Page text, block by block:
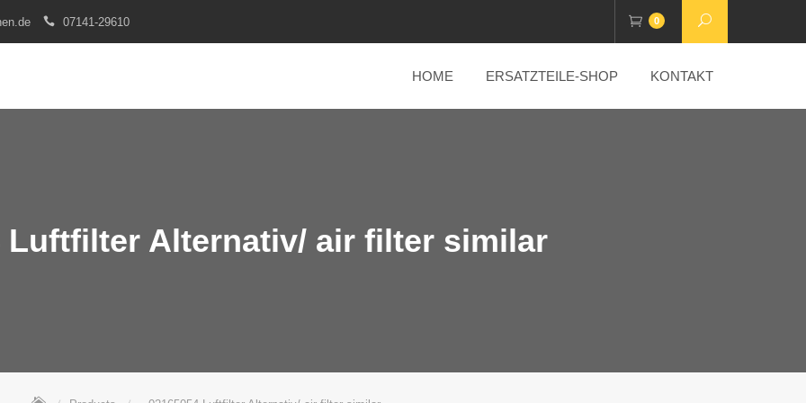
07141-29610 0
HOME ERSATZTEILE-SHOP KONTAKT
Luftfilter Alternativ/ air filter similar